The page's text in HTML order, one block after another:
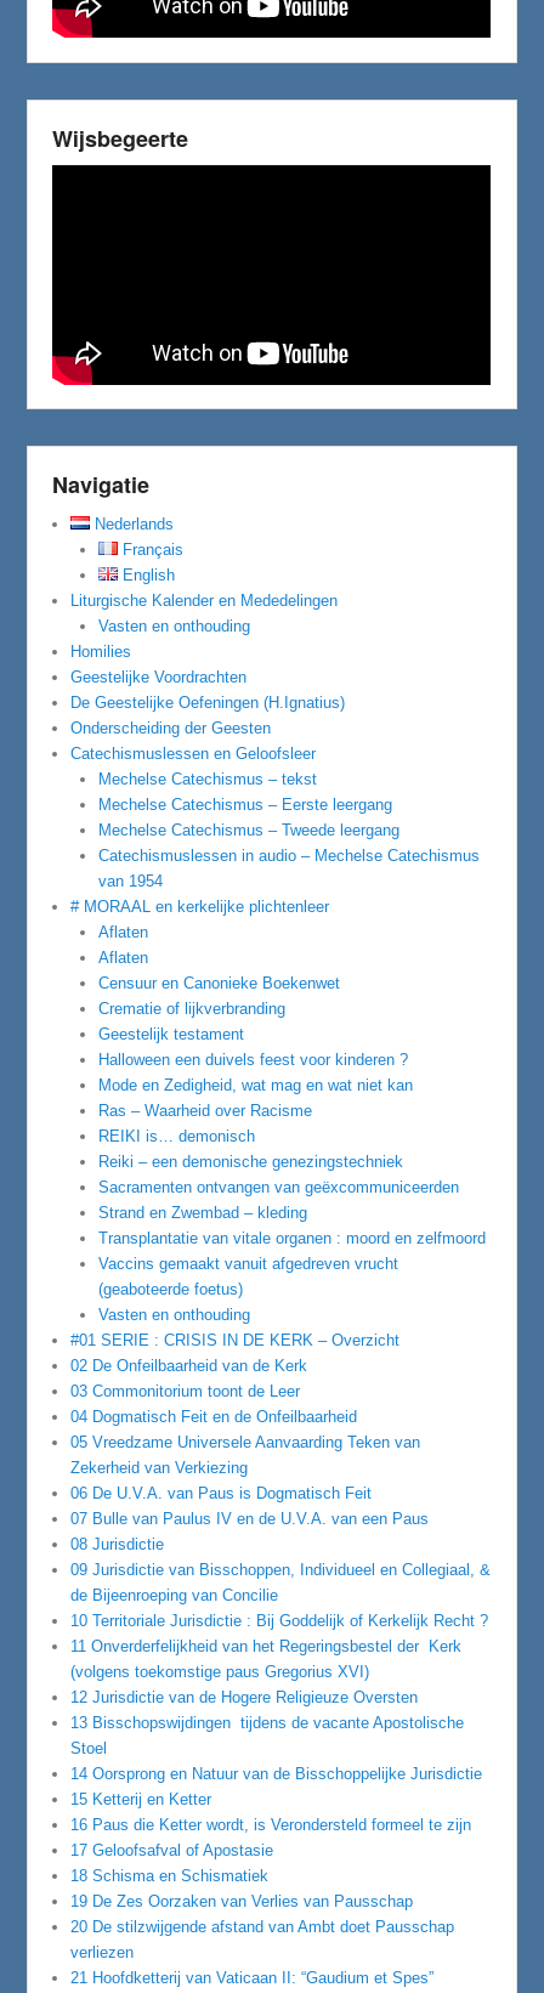
Wijsbegeerte
Navigatie
Nederlands
Français
English
Liturgische Kalender en Mededelingen
Vasten en onthouding
Homilies
Geestelijke Voordrachten
De Geestelijke Oefeningen (H.Ignatius)
Onderscheiding der Geesten
Catechismuslessen en Geloofsleer
Mechelse Catechismus – tekst
Mechelse Catechismus – Eerste leergang
Mechelse Catechismus – Tweede leergang
Catechismuslessen in audio – Mechelse Catechismus
van 1954
# MORAAL en kerkelijke plichtenleer
Aflaten
Aflaten
Censuur en Canonieke Boekenwet
Crematie of lijkverbranding
Geestelijk testament
Halloween een duivels feest voor kinderen ?
Mode en Zedigheid, wat mag en wat niet kan
Ras – Waarheid over Racisme
REIKI is… demonisch
Reiki – een demonische genezingstechniek
Sacramenten ontvangen van geëxcommuniceerden
Strand en Zwembad – kleding
Transplantatie van vitale organen : moord en zelfmoord
Vaccins gemaakt vanuit afgedreven vrucht
(geaboteerde foetus)
Vasten en onthouding
#01 SERIE : CRISIS IN DE KERK – Overzicht
02 De Onfeilbaarheid van de Kerk
03 Commonitorium toont de Leer
04 Dogmatisch Feit en de Onfeilbaarheid
05 Vreedzame Universele Aanvaarding Teken van
Zekerheid van Verkiezing
06 De U.V.A. van Paus is Dogmatisch Feit
07 Bulle van Paulus IV en de U.V.A. van een Paus
08 Jurisdictie
09 Jurisdictie van Bisschoppen, Individueel en Collegiaal, &
de Bijeenroeping van Concilie
10 Territoriale Jurisdictie : Bij Goddelijk of Kerkelijk Recht ?
11 Onverderfelijkheid van het Regeringsbestel der Kerk
(volgens toekomstige paus Gregorius XVI)
12 Jurisdictie van de Hogere Religieuze Oversten
13 Bisschopswijdingen tijdens de vacante Apostolische
Stoel
14 Oorsprong en Natuur van de Bisschoppelijke Jurisdictie
15 Ketterij en Ketter
16 Paus die Ketter wordt, is Verondersteld formeel te zijn
17 Geloofsafval of Apostasie
18 Schisma en Schismatiek
19 De Zes Oorzaken van Verlies van Pausschap
20 De stilzwijgende afstand van Ambt doet Pausschap
verliezen
21 Hoofdketterij van Vaticaan II: “Gaudium et Spes”